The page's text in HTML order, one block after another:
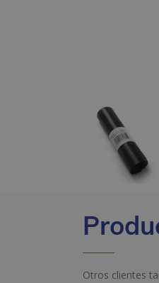
Otros clientes